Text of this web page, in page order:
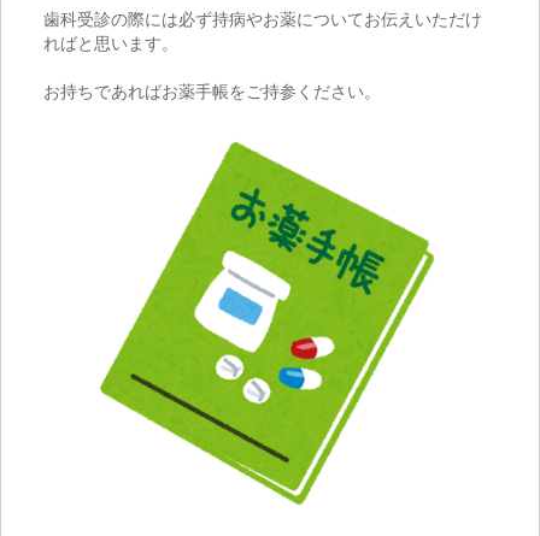
歯科受診の際には必ず持病やお薬についてお伝えいただけ
ればと思います。
お持ちであればお薬手帳をご持参ください。